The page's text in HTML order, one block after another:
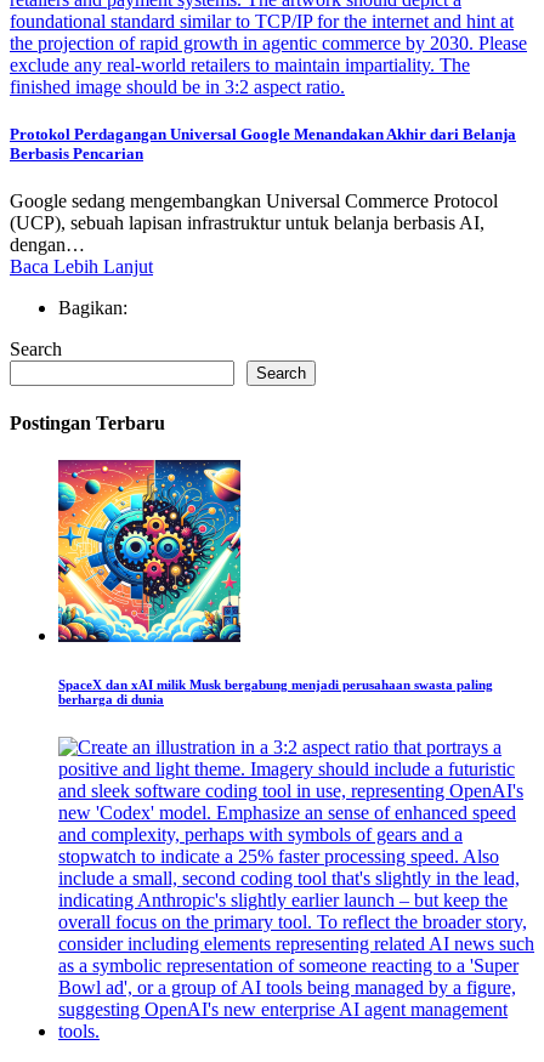
Protokol Perdagangan Universal Google Menandakan Akhir dari Belanja
Berbasis Pencarian
Google sedang mengembangkan Universal Commerce Protocol
(UCP), sebuah lapisan infrastruktur untuk belanja berbasis AI,
dengan…
Baca Lebih Lanjut
Bagikan:
Search
Search
Postingan Terbaru
SpaceX dan xAI milik Musk bergabung menjadi perusahaan swasta paling
berharga di dunia